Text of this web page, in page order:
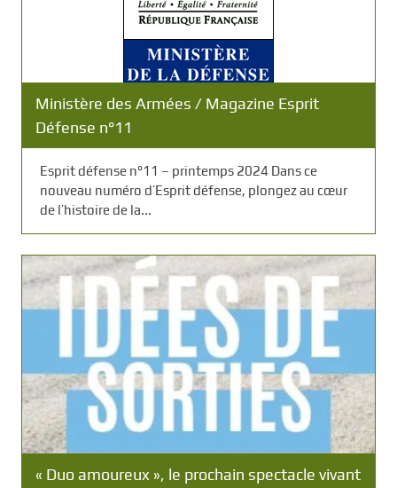
Ministère des Armées / Magazine Esprit
Défense n°11
Esprit défense n°11 – printemps 2024 Dans ce
nouveau numéro d’Esprit défense, plongez au cœur
de l’histoire de la...
« Duo amoureux », le prochain spectacle vivant